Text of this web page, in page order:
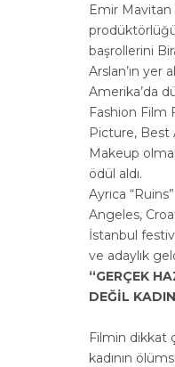
Emir
başrollerini
Arslan’ın yer
Amerika’da
Fashion Film
Picture, Best
Makeup
ödül aldı.
Ayrıca
Angeles,
İstanbul
ve adaylık
“GERÇEK
DEĞİL
Filmin dikkat
kadının